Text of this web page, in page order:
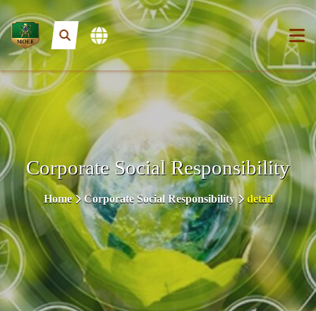
Corporate Social Responsibility
Home Corporate Social Responsibility detail